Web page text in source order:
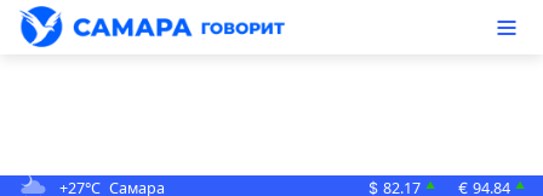
+27°C Самара $ 82.17 ▲ € 94.84 ▲